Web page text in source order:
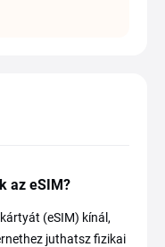
az eSIM?
(eSIM) kínál,
juthatsz fizikai